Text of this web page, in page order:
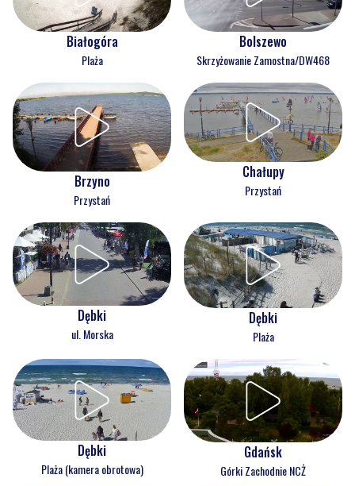
Białogóra
Plaża
Bolszewo
Skrzyżowanie Zamostna/DW468
Brzyno
Przystań
Chałupy
Przystań
Dębki
ul. Morska
Dębki
Plaża
Dębki
Plaża (kamera obrotowa)
Gdańsk
Górki Zachodnie NCŻ